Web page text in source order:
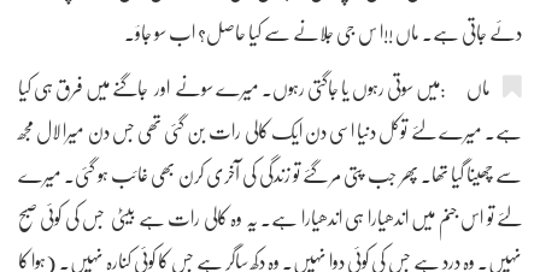
دئے جاتی ہے۔ ماں !!ا س جی جلانے سے کیا حاصل؟ اب سو جاؤ۔
ماں :میں سوتی رہوں یا جاگتی رہوں۔ میرے سونے اور جاگنے میں فرق ہی کیا
ہے۔ میرے لئے توکل دنیا اسی دن ایک کالی رات بن گئی تھی جس دن میرا لال مجھ
سے چھینا گیا تھا۔ پھر جب پتی مر گئے تو زندگی کی آخری کرن بھی غائب ہو گئی۔ میرے
لئے تو اس جنم میں اندھیارا ہی اندھیارا ہے۔ یہ وہ کالی رات ہے بیٹی جس کی کوئی صبح
نہیں۔ وہ درد ہے جس کی کوئی دوا نہیں۔ وہ دکھ ساگر ہے جس کا کوئی کنارہ نہیں۔ (ہوا کا